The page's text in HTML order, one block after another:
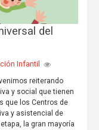
del
Infantil
reiterando
y social que tienen
que los Centros de
y asistencial de
la gran mayoría